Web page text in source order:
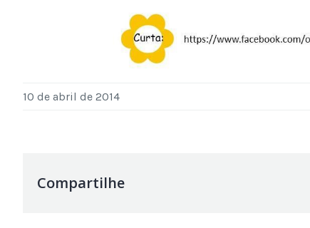
10 de abril de 2014
Compartilhe